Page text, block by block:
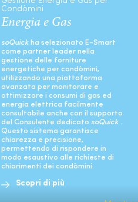
Condòmini
Energia e Gas
soQuick ha selezionato E-Smart
come partner leader nella
gestione delle forniture
energetiche per condòmini,
utilizzando una piattaforma
avanzata per monitorare e
ottimizzare i consumi di gas ed
energia elettrica facilmente
consultabile anche con il supporto
del Consulente dedicato soQuick .
Questo sistema garantisce
chiarezza e precisione,
permettendo di rispondere in
modo esaustivo alle richieste di
chiarimenti dei condòmini.
Scopri di più